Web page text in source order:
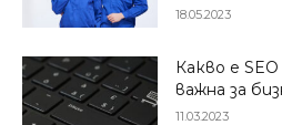
18.05.2023
Какво е
важна за
11.03.2023